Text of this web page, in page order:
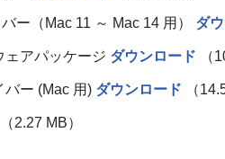
ー（Mac 11 ～ Mac 14 用） ダ
ェアパッケージ ダウンロード （
ー (Mac 用) ダウンロード （
（2.27 MB）